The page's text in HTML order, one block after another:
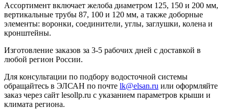
Ассортимент включает желоба диаметром 125, 150 и 200 мм,
вертикальные трубы 87, 100 и 120 мм, а также доборные
элементы: воронки, соединители, углы, заглушки, колена и
кронштейны.
Изготовление заказов за 3-5 рабочих дней с доставкой в
любой регион России.
Для консультации по подбору водосточной системы
обращайтесь в ЭЛСАН по почте lk@elsan.ru или оформляйте
заказ через сайт lesollp.ru с указанием параметров крыши и
климата региона.